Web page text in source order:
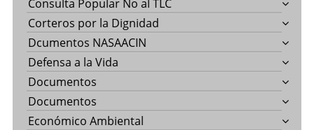
Consulta Popular No al TLC
Corteros por la Dignidad
Dcumentos NASAACIN
Defensa a la Vida
Documentos
Documentos
Económico Ambiental